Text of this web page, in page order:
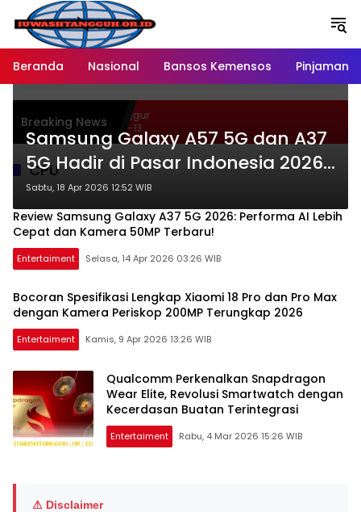
Langsung
konten
Beranda
Nasional Bansos Kemensos Pinjaman
Breaking News
Persen Buah Anggur
Spesial 12-13
CPU
Samsung Galaxy A57 5G dan A37
5G Hadir di Pasar Indonesia 2026
dengan Harga dan Spesifikasi
Terbaru
Sabtu, 18 Apr 2026 12:52 WIB
Review Samsung Galaxy A37 5G 2026: Performa AI Lebih
Cepat dan Kamera 50MP Terbaru!
Entertaiment Selasa, 14 Apr 2026 03:26 WIB
Bocoran Spesifikasi Lengkap Xiaomi 18 Pro dan Pro Max
dengan Kamera Periskop 200MP Terungkap 2026
Entertaiment Kamis, 9 Apr 2026 13:26 WIB
Qualcomm Perkenalkan Snapdragon
Wear Elite, Revolusi Smartwatch dengan
Kecerdasan Buatan Terintegrasi
Entertaiment Rabu, 4 Mar 2026 15:26 WIB
⚠ Disclaimer